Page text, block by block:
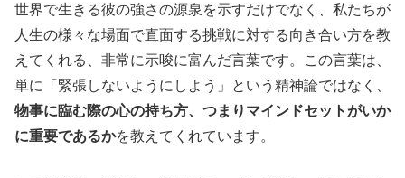
世界で生きる彼の強さの源泉を示すだけでなく、私たちが
人生の様々な場面で直面する挑戦に対する向き合い方を教
えてくれる、非常に示唆に富んだ言葉です。この言葉は、
単に「緊張しないようにしよう」という精神論ではなく、
物事に臨む際の心の持ち方、つまりマインドセットがいか
に重要であるかを教えてくれています。